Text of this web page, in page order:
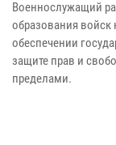
Военнослужащий
образования войск
обеспечении
защите прав и
пределами.